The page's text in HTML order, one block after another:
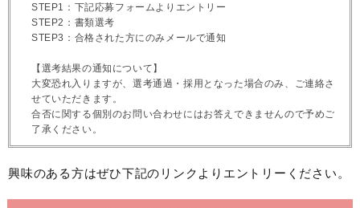
STEP1：下記応募フォームよりエントリー
STEP2：書類選考
STEP3：合格された方にのみメールで通知
【選考結果の通知について】
大変恐れ入りますが、選考通過・採用となった場合のみ、ご連絡さ
せていただきます。
合否に関する個別のお問い合わせにはお答えできませんので予めご
了承ください。
興味のある方はぜひ下記のリンクよりエントリーください。